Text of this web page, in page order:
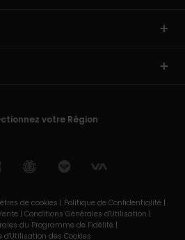
votre Région
de cookies | Politique de Confidentialité |
| Conditions Générales d'Utilisation |
du Programme de Fidélité |
d'Utilisation des Cookies